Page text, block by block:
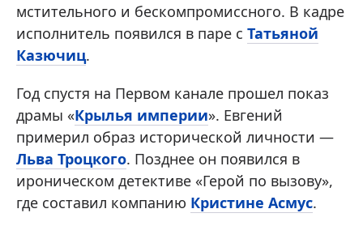
мстительного и бескомпромиссного. В кадре
исполнитель появился в паре с Татьяной
Казючиц.
Год спустя на Первом канале прошел показ
драмы «Крылья империи». Евгений
примерил образ исторической личности —
Льва Троцкого. Позднее он появился в
ироническом детективе «Герой по вызову»,
где составил компанию Кристине Асмус.